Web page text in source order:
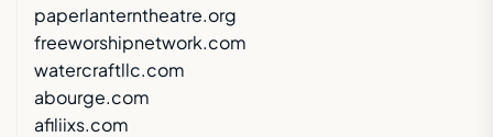
paperlanterntheatre.org
freeworshipnetwork.com
watercraftllc.com
abourge.com
afiliixs.com